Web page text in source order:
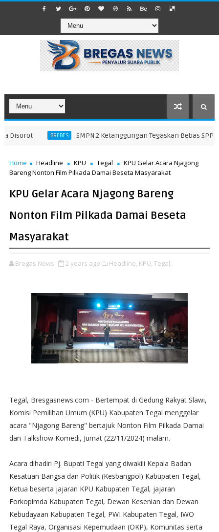
BREBES SMPN 2 Ketanggungan Tegaskan Bebas SPP
Home Headline KPU Tegal
KPU Gelar Acara Njagong
Bareng Nonton Film Pilkada Damai Beseta Masyarakat
KPU Gelar Acara Njagong Bareng
Nonton Film Pilkada Damai Beseta
Masyarakat
Bregas News 2 years ago Headline, KPU, Tegal,
Tegal, Bresgasnews.com - Bertempat di Gedung Rakyat Slawi,
Komisi Pemilihan Umum (KPU) Kabupaten Tegal menggelar
acara "Njagong Bareng" bertajuk Nonton Film Pilkada Damai
dan Talkshow Komedi, Jumat (22/11/2024) malam.
Acara dihadiri Pj. Bupati Tegal yang diwakili Kepala Badan
Kesatuan Bangsa dan Politik (Kesbangpol) Kabupaten Tegal,
Ketua beserta jajaran KPU Kabupaten Tegal, jajaran
Forkopimda Kabupaten Tegal, Dewan Kesenian dan Dewan
Kebudayaan Kabupaten Tegal, PWI Kabupaten Tegal, IWO
Tegal Raya, Organisasi Kepemudaan (OKP), Komunitas serta